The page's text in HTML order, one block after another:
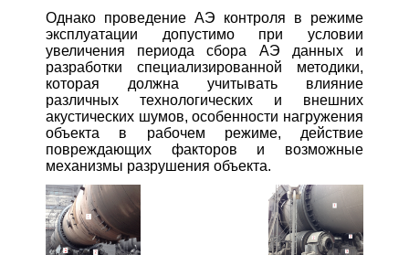
Однако проведение АЭ контроля в режиме
эксплуатации допустимо при условии
увеличения периода сбора АЭ данных и
разработки специализированной методики,
которая должна учитывать влияние
различных технологических и внешних
акустических шумов, особенности нагружения
объекта в рабочем режиме, действие
повреждающих факторов и возможные
механизмы разрушения объекта.